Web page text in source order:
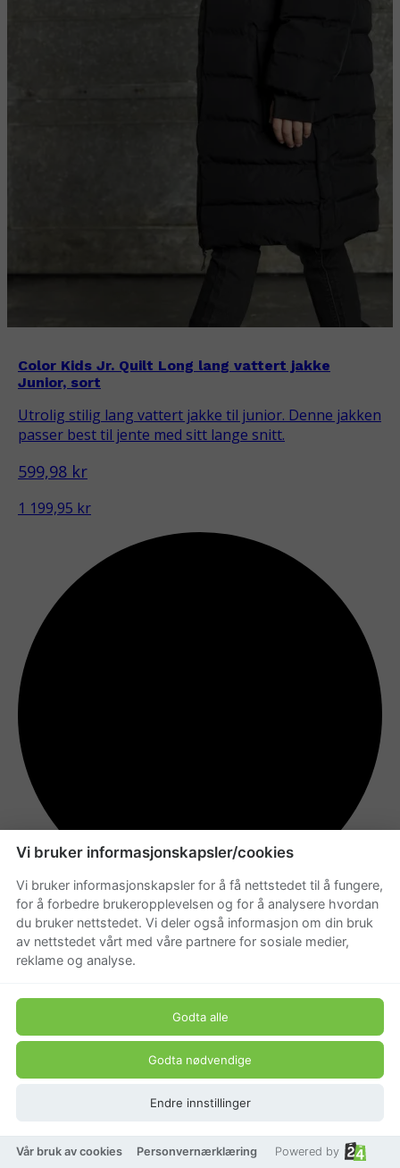
Color Kids Jr. Quilt Long lang vattert jakke
Junior, sort
Utrolig stilig lang vattert jakke til junior. Denne jakken
passer best til jente med sitt lange snitt.
599,98 kr
1 199,95 kr
Ikke på lager
Vi bruker informasjonskapsler/cookies
Vi bruker informasjonskapsler for å få nettstedet til å fungere,
for å forbedre brukeropplevelsen og for å analysere hvordan
du bruker nettstedet. Vi deler også informasjon om din bruk
av nettstedet vårt med våre partnere for sosiale medier,
reklame og analyse.
Godta alle
Godta nødvendige
Endre innstillinger
Vår bruk av cookies Personvernærklæring Powered by